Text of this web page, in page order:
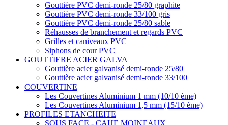
Gouttière PVC demi-ronde 25/80 graphite
Gouttière PVC demi-ronde 33/100 gris
Gouttière PVC demi-ronde 25/80 sable
Réhausses de branchement et regards PVC
Grilles et caniveaux PVC
Siphons de cour PVC
GOUTTIERE ACIER GALVA
Gouttière acier galvanisé demi-ronde 25/80
Gouttière acier galvanisé demi-ronde 33/100
COUVERTINE
Les Couvertines Aluminium 1 mm (10/10 ème)
Les Couvertines Aluminium 1,5 mm (15/10 ème)
PROFILES ETANCHEITE